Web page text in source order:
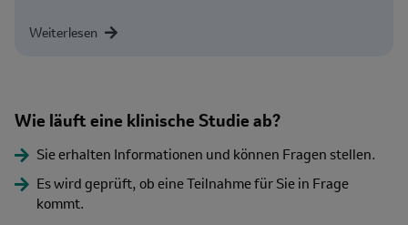
Weiterlesen
Description
Wie läuft eine klinische Studie ab?
Sie erhalten Informationen und können Fragen stellen.
Es wird geprüft, ob eine Teilnahme für Sie in Frage
kommt.